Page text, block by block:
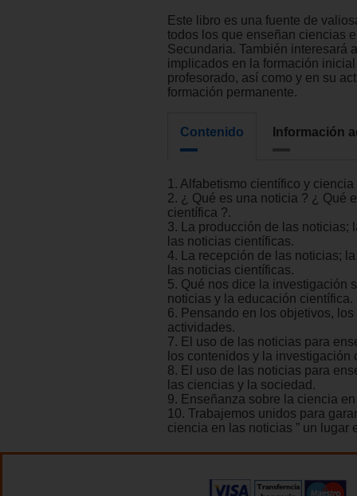
Este libro es una fuente de
todos los que enseñan ciencias
Secundaria. También interesará
implicados en la formación
profesorado, así como y en su
formación permanente.
Contenido Información
1. Alfabetismo científico y
2. ¿ Qué es una noticia ? ¿ Qué
científica ?.
3. La producción de las noticias;
las noticias científicas.
4. La recepción de las noticias;
las noticias científicas.
5. Qué nos dice la investigación
noticias y la educación científica.
6. Pensando en los objetivos,
actividades.
7. El uso de las noticias para
los contenidos y la investigación
8. El uso de las noticias para
las ciencias y la sociedad.
9. Enseñanza sobre la ciencia
10. Trabajemos unidos para
ciencia en las noticias ” un lugar